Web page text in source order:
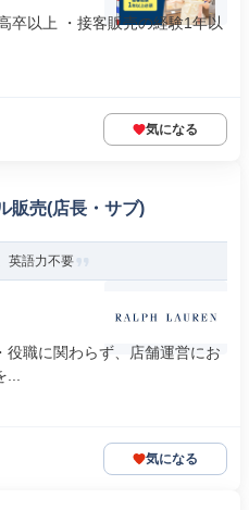
卒以上 ・接客販売の経験1年以
気になる
販売(店長・サブ)
英語力不要
職に関わらず、店舗運営にお
気になる